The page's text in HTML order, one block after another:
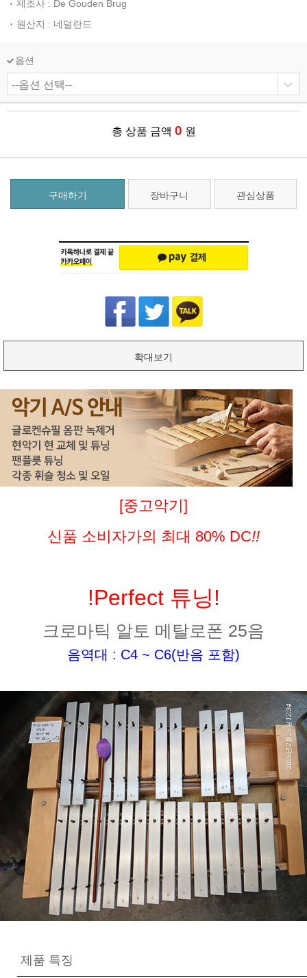
제조사 : De Gouden Brug
원산지 : 네덜란드
옵션
총 상품 금액 0 원
구매하기 장바구니 관심상품
확대보기
[중고악기]
신품 소비자가의 최대 80% DC!!
!Perfect 튜닝!
크로마틱 알토 메탈로폰 25음
음역대 : C4 ~ C6(반음 포함)
제품 특징